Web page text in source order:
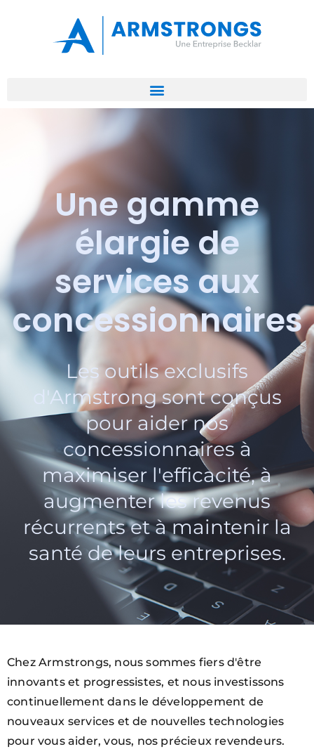
Une gamme
élargie de
services aux
concessionnaires
Les outils exclusifs
d'Armstrong sont conçus
pour aider nos
concessionnaires à
maximiser l'efficacité, à
augmenter les revenus
récurrents et à maintenir la
santé de leurs entreprises.
Chez Armstrongs, nous sommes fiers d'être
innovants et progressistes, et nous investissons
continuellement dans le développement de
nouveaux services et de nouvelles technologies
pour vous aider, vous, nos précieux revendeurs.